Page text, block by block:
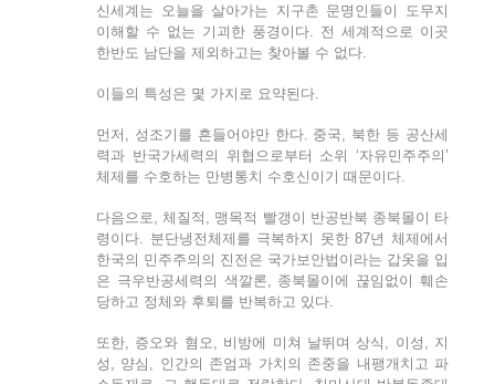
신세계는 오늘을 살아가는 지구촌 문명인들이 도무지
이해할 수 없는 기괴한 풍경이다. 전 세계적으로 이곳
한반도 남단을 제외하고는 찾아볼 수 없다.
이들의 특성은 몇 가지로 요약된다.
먼저, 성조기를 흔들어야만 한다. 중국, 북한 등 공산세
력과 반국가세력의 위협으로부터 소위 ‘자유민주주의’
체제를 수호하는 만병통치 수호신이기 때문이다.
다음으로, 체질적, 맹목적 빨갱이 반공반북 종북몰이 타
령이다. 분단냉전체제를 극복하지 못한 87년 체제에서
한국의 민주주의의 진전은 국가보안법이라는 갑옷을 입
은 극우반공세력의 색깔론, 종북몰이에 끊임없이 훼손
당하고 정체와 후퇴를 반복하고 있다.
또한, 증오와 혐오, 비방에 미쳐 날뛰며 상식, 이성, 지
성, 양심, 인간의 존엄과 가치의 존중을 내팽개치고 파